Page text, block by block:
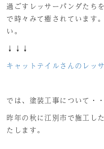
過ごすレッサーパンダたち
で時々みて癒されています
い。
↓↓↓
キャットテイルさんのレッ
では、塗装工事について・・
昨年の秋に江別市で施工し
たします。